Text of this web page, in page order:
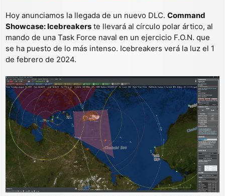
j
e
Hoy anunciamos la llegada de un nuevo DLC. Command
Showcase: Icebreakers te llevará al círculo polar ártico, al
mando de una Task Force naval en un ejercicio F.O.N. que
se ha puesto de lo más intenso. Icebreakers verá la luz el 1
de febrero de 2024.